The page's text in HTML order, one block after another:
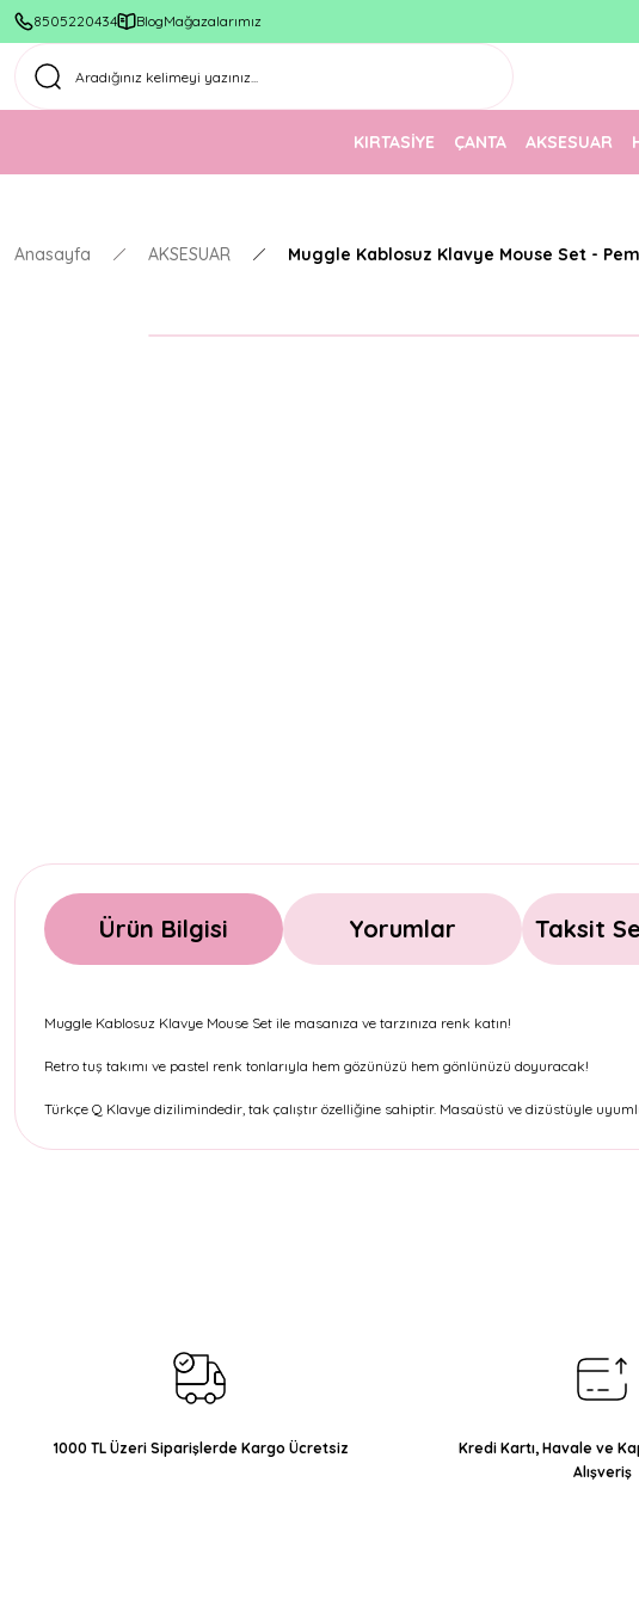
8505220434 BlogMağazalarımız
KIRTASİYE ÇANTA AKSESUAR
Anasayfa AKSESUAR Muggle Kablosuz Klavye Mouse Set -
Ürün Bilgisi Yorumlar Taksit
Muggle Kablosuz Klavye Mouse Set ile masanıza ve tarzınıza renk katın!
Retro tuş takımı ve pastel renk tonlarıyla hem gözünüzü hem gönlünüzü doyuracak!
Türkçe Q Klavye dizilimindedir, tak çalıştır özelliğine sahiptir. Masaüstü ve dizüstüyle
Ürün fiyatı diğer sitelerden daha pahalı.
Bu ürüne benzer farklı alternatifler olmalı.
1000 TL Üzeri Siparişlerde Kargo Ücretsiz
Kredi Kartı, Havale ve
Alışveriş